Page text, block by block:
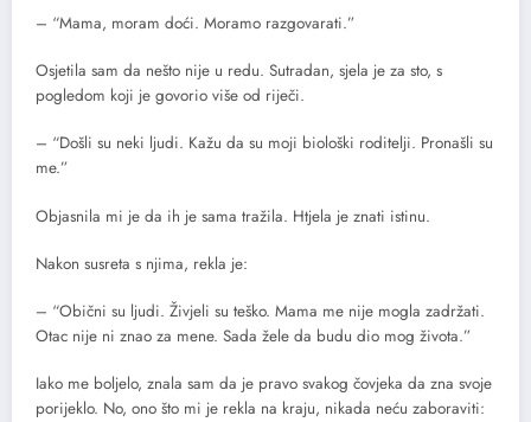
– “Mama, moram doći. Moramo razgovarati.”
Osjetila sam da nešto nije u redu. Sutradan, sjela je za sto, s
pogledom koji je govorio više od riječi.
– “Došli su neki ljudi. Kažu da su moji biološki roditelji. Pronašli su
me.”
Objasnila mi je da ih je sama tražila. Htjela je znati istinu.
Nakon susreta s njima, rekla je:
– “Obični su ljudi. Živjeli su teško. Mama me nije mogla zadržati.
Otac nije ni znao za mene. Sada žele da budu dio mog života.”
Iako me boljelo, znala sam da je pravo svakog čovjeka da zna svoje
porijeklo. No, ono što mi je rekla na kraju, nikada neću zaboraviti: